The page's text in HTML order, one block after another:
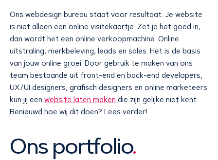
Ons webdesign bureau staat voor resultaat. Je website
is niet alleen een online visitekaartje. Zet je het goed in,
dan wordt het een online verkoopmachine. Online
uitstraling, merkbeleving, leads en sales. Het is de basis
van jouw online groei. Door gebruik te maken van ons
team bestaande uit front-end en back-end developers,
UX/UI designers, grafisch designers en online marketeers
kun jij een website laten maken die zijn gelijke niet kent.
Benieuwd hoe wij dit doen? Lees verder!
Ons portfolio.